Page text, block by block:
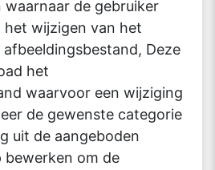
waarnaar de gebruiker
het wijzigen van het
Deze
het
waarvoor een wijziging
de gewenste categorie
uit de aangeboden
bewerken om de